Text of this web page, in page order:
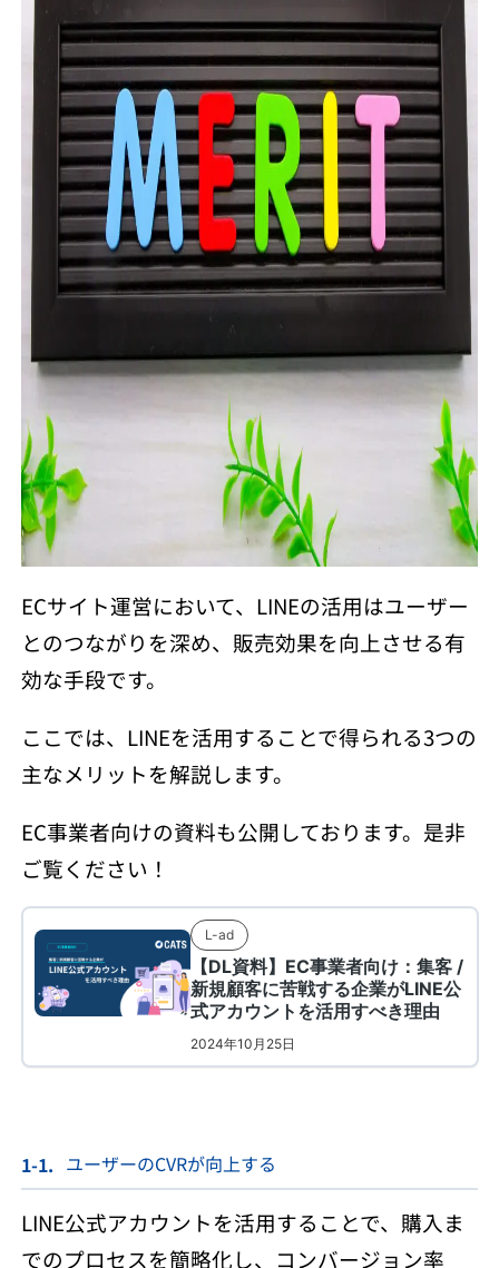
ECサイト運営において、LINEの活用はユーザー
とのつながりを深め、販売効果を向上させる有
効な手段です。
ここでは、LINEを活用することで得られる3つの
主なメリットを解説します。
EC事業者向けの資料も公開しております。是非
ご覧ください！
ユーザーのCVRが向上する
LINE公式アカウントを活用することで、購入ま
でのプロセスを簡略化し、コンバージョン率